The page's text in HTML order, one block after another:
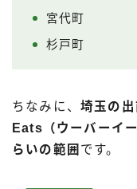
宮代町
杉戸町
ちなみに、 埼玉の
Eats（ウーバーイ
らいの範囲 です。